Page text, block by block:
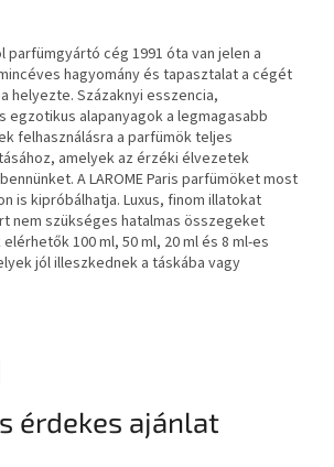
parfümgyártó cég 1991 óta van jelen a
hagyomány és tapasztalat a cégét
helyezte. Százaknyi esszencia,
egzotikus alapanyagok a legmagasabb
felhasználásra a parfümök teljes
amelyek az érzéki élvezetek
A LAROME Paris parfümöket most
is kipróbálhatja. Luxus, finom illatokat
nem szükséges hatalmas összegeket
100 ml, 50 ml, 20 ml és 8 ml-es
jól illeszkednek a táskába vagy
érdekes ajánlat